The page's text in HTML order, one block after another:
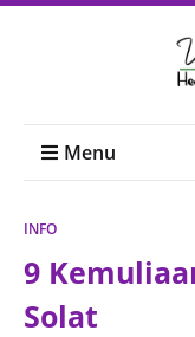
Menu
INFO
9
Solat